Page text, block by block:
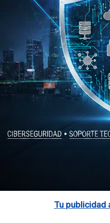
Tu publicidad